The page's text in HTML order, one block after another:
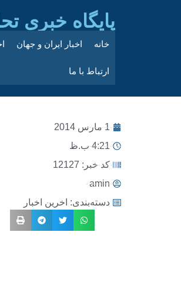
پایگاه خبری
خانه اخبار ایران و جهان
ارتباط با ما
1 مارس 2014
4:21 ب.ظ
کد خبر: 12127
amin
دسته‌بندی: اخرین اخبار